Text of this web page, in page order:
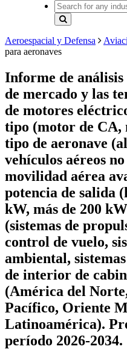
Aeroespacial y Defensa
para aeronaves
Informe de
de mercado y las
de motores
tipo (motor de CA,
tipo de aeronave
vehículos aéreos
movilidad aérea
potencia de salida
kW, más de 200
(sistemas de
control de vuelo,
ambiental,
de interior de
(América del
Pacífico, Oriente
Latinoamérica).
período 2026-2034.